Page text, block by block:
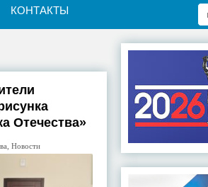
КОНТАКТЫ
Отечества»
Новости